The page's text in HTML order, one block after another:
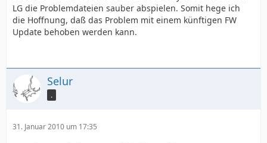
LG die Problemdateien sauber abspielen. Somit hege ich
die Hoffnung, daß das Problem mit einem künftigen FW
Update behoben werden kann.
Selur
.
31. Januar 2010 um 17:35